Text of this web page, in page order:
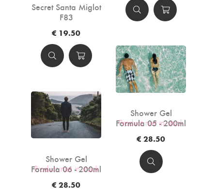
Secret Santa Miglot
F83
€ 19.50
Shower Gel
Formula 05 - 200ml
€ 28.50
Product niet in stock
Shower Gel
Formula 06 - 200ml
€ 28.50
Product niet in stock